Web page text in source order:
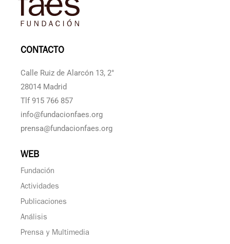
CONTACTO
Calle Ruiz de Alarcón 13, 2°
28014 Madrid
Tlf 915 766 857
info@fundacionfaes.org
prensa@fundacionfaes.org
WEB
Fundación
Actividades
Publicaciones
Análisis
Prensa y Multimedia